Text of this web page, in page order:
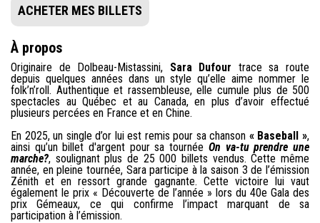
ACHETER MES BILLETS
À propos
Originaire de Dolbeau-Mistassini, Sara Dufour trace sa route
depuis quelques années dans un style qu’elle aime nommer le
folk’n’roll. Authentique et rassembleuse, elle cumule plus de 500
spectacles au Québec et au Canada, en plus d’avoir effectué
plusieurs percées en France et en Chine.
En 2025, un single d’or lui est remis pour sa chanson « Baseball »,
ainsi qu’un billet d'argent pour sa tournée On va-tu prendre une
marche?, soulignant plus de 25 000 billets vendus. Cette même
année, en pleine tournée, Sara participe à la saison 3 de l’émission
Zénith et en ressort grande gagnante. Cette victoire lui vaut
également le prix « Découverte de l’année » lors du 40e Gala des
prix Gémeaux, ce qui confirme l’impact marquant de sa
participation à l’émission.